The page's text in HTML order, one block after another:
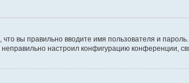
вы правильно вводите имя пользователя и
настроил конфигурацию конференции,